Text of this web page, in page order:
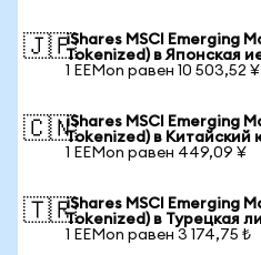
🇯🇵iShares MSCI Emerging
Tokenized) в Японская
1 EEMon равен 10 503,52 ¥
🇨🇳iShares MSCI Emerging
Tokenized) в Китайский
1 EEMon равен 449,09 ¥
🇹🇷iShares MSCI Emerging
Tokenized) в Турецкая
1 EEMon равен 3 174,75 ₺